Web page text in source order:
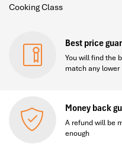
Cooking Class
Best price
You will find the
match any lower
Money back
A refund will be
enough